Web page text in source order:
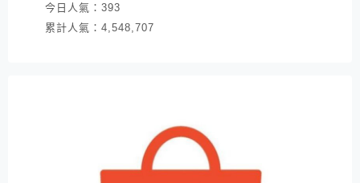
今日人氣： 393
累計人氣： 4,548,707